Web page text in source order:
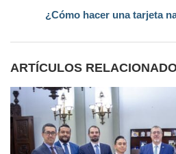
¿Cómo hacer una tarjeta
ARTÍCULOS